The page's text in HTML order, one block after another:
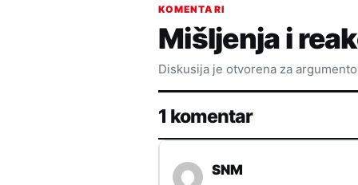
KOMENTARI
Mišljenja i
Diskusija je otvorena za
1 komentar
SNM